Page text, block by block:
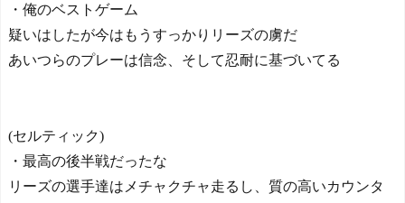
・俺のベストゲーム
疑いはしたが今はもうすっかりリーズの虜だ
あいつらのプレーは信念、そして忍耐に基づいてる
(セルティック)
・最高の後半戦だったな
リーズの選手達はメチャクチャ走るし、質の高いカウンタ